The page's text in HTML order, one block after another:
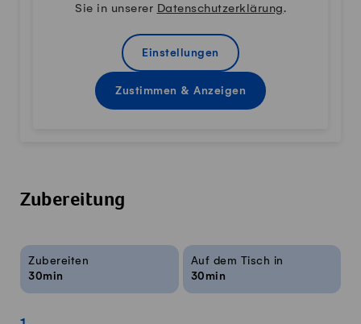
Sie in unserer Datenschutzerklärung.
Einstellungen
Zustimmen & Anzeigen
Zubereitung
Rezeptinfos
Zubereiten
30min
Auf dem Tisch in
30min